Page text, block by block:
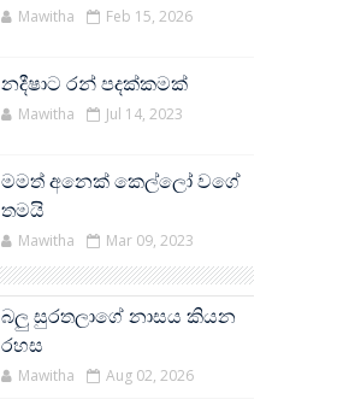
Mawitha Feb 15, 2026
නදීෂාට රන් පදක්කමක්
Mawitha Jul 14, 2023
මමත් අනෙක් කෙල්ලෝ වගේ
තමයි
Mawitha Mar 09, 2023
බලු සුරතලාගේ නාසය කියන
රහස
Mawitha Aug 02, 2026